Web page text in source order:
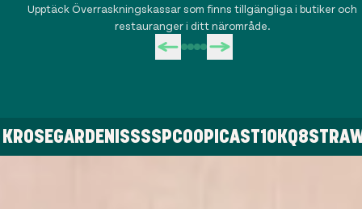
Upptäck Överraskningskassar som finns tillgängliga i butiker och
restauranger i ditt närområde.
KROSEGARDENISSSSPCOOPICAST1OKQ8